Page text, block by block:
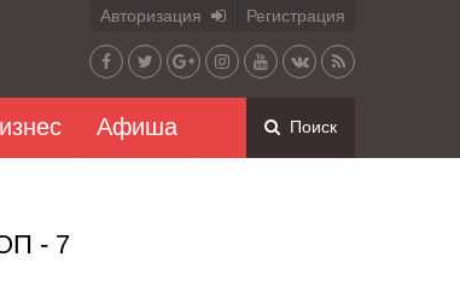
Авторизация Регистрация
Афиша Поиск
- 7